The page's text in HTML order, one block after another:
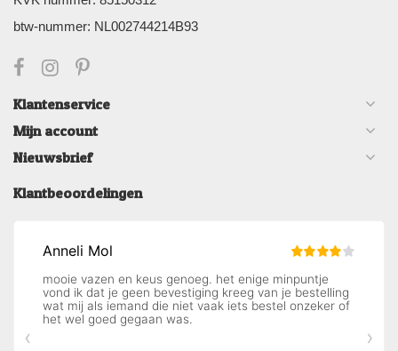
btw-nummer: NL002744214B93
Klantenservice
Mijn account
Nieuwsbrief
Klantbeoordelingen